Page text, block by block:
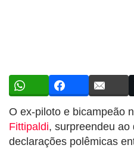
O ex-piloto e bicampeão
Fittipaldi, surpreendeu ao
declarações polêmicas